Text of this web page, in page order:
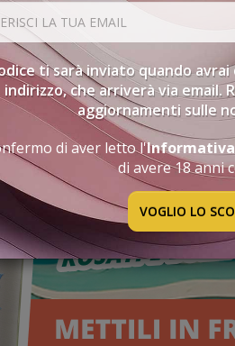
ti sarà inviato quando
indirizzo, che arriverà via
aggiornamenti sulle
di aver letto l'
di avere 18 anni
VOGLIO LO